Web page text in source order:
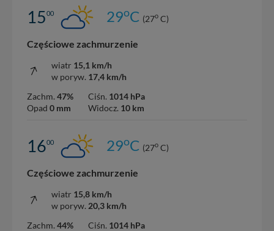
1500 29oC (27o C)
Częściowe zachmurzenie
wiatr 15,1 km/h
w poryw. 17,4 km/h
Zachm. 47%
Opad 0 mm
Ciśn. 1014 hPa
Widocz. 10 km
1600 29oC (27o C)
Częściowe zachmurzenie
wiatr 15,8 km/h
w poryw. 20,3 km/h
Zachm. 44%
Ciśn. 1014 hPa